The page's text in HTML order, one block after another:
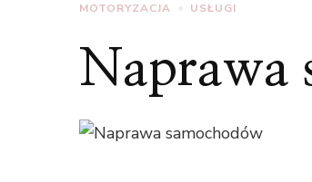
MOTORYZACJA USŁUGI
Naprawa